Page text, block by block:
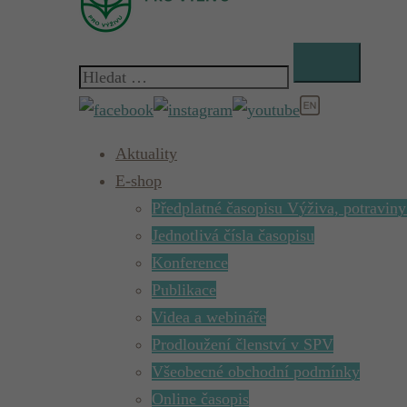
Vyhledávání
Aktuality
E-shop
Předplatné časopisu Výživa,
Jednotlivá čísla časopisu
Konference
Publikace
Videa a webináře
Prodloužení členství v SPV
Všeobecné obchodní podmínky
Online časopis